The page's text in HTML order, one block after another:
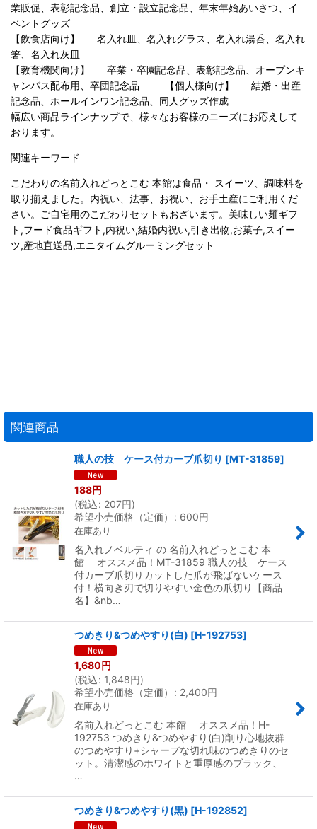
業販促、表彰記念品、創立・設立記念品、年末年始あいさつ、イ
ベントグッズ
【飲食店向け】 名入れ皿、名入れグラス、名入れ湯呑、名入れ
箸、名入れ灰皿
【教育機関向け】 卒業・卒園記念品、表彰記念品、オープンキ
ャンパス配布用、卒団記念品 【個人様向け】 結婚・出産
記念品、ホールインワン記念品、同人グッズ作成
幅広い商品ラインナップで、様々なお客様のニーズにお応えして
おります。
関連キーワード
こだわりの名前入れどっとこむ 本館は食品・ スイーツ、調味料を
取り揃えました。内祝い、法事、お祝い、お手土産にご利用くだ
さい。ご自宅用のこだわりセットもおざいます。美味しい麺ギフ
ト,フード食品ギフト,内祝い,結婚内祝い,引き出物,お菓子,スイー
ツ,産地直送品,エニタイムグルーミングセット
関連商品
職人の技 ケース付カーブ爪切り [MT-31859]
188円
(税込: 207円)
希望小売価格（定価）
: 600円
在庫あり
名入れノベルティ の 名前入れどっとこむ 本
館 オススメ品！MT-31859 職人の技 ケース
付カーブ爪切りカットした爪が飛ばないケース
付！横向き刃で切りやすい金色の爪切り【商品
名】&nb…
つめきり&つめやすり(白) [H-192753]
1,680円
(税込: 1,848円)
希望小売価格（定価）
: 2,400円
在庫あり
名前入れどっとこむ 本館 オススメ品！H-
192753 つめきり&つめやすり(白)削り心地抜群
のつめやすり+シャープな切れ味のつめきりのセ
ット。清潔感のホワイトと重厚感のブラック、
…
つめきり&つめやすり(黒) [H-192852]